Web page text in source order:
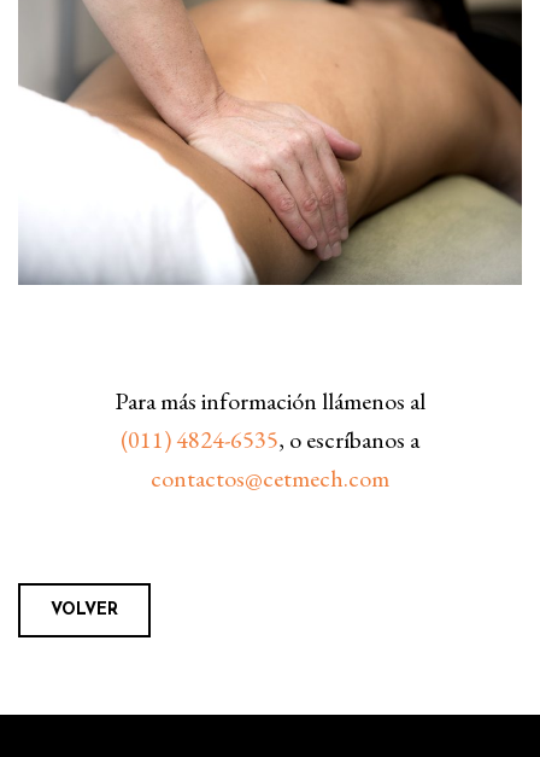
Para más información llámenos al
(011) 4824-6535, o escríbanos a
contactos@cetmech.com
VOLVER